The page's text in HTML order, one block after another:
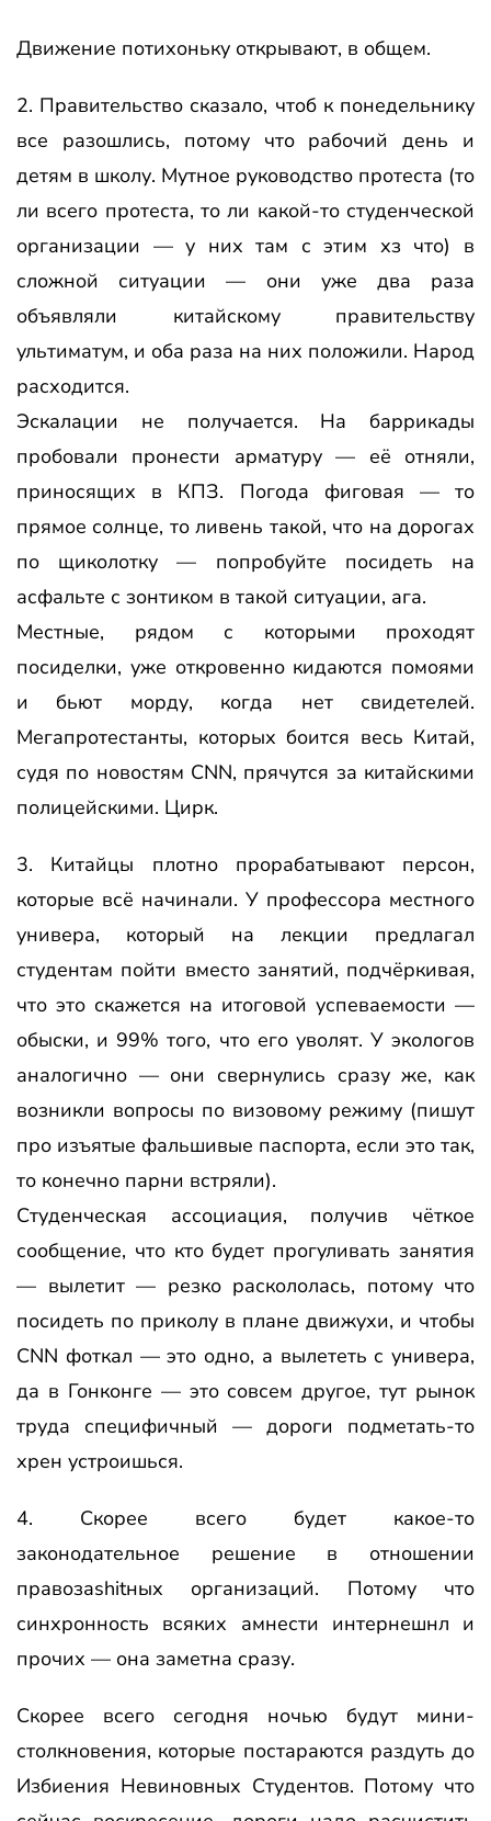
Движение потихоньку открывают, в общем.
2. Правительство сказало, чтоб к понедельнику
все разошлись, потому что рабочий день и
детям в школу. Мутное руководство протеста (то
ли всего протеста, то ли какой-то студенческой
организации — у них там с этим хз что) в
сложной ситуации — они уже два раза
объявляли китайскому правительству
ультиматум, и оба раза на них положили. Народ
расходится.
Эскалации не получается. На баррикады
пробовали пронести арматуру — её отняли,
приносящих в КПЗ. Погода фиговая — то
прямое солнце, то ливень такой, что на дорогах
по щиколотку — попробуйте посидеть на
асфальте с зонтиком в такой ситуации, ага.
Местные, рядом с которыми проходят
посиделки, уже откровенно кидаются помоями
и бьют морду, когда нет свидетелей.
Мегапротестанты, которых боится весь Китай,
судя по новостям CNN, прячутся за китайскими
полицейскими. Цирк.
3. Китайцы плотно прорабатывают персон,
которые всё начинали. У профессора местного
универа, который на лекции предлагал
студентам пойти вместо занятий, подчёркивая,
что это скажется на итоговой успеваемости —
обыски, и 99% того, что его уволят. У экологов
аналогично — они свернулись сразу же, как
возникли вопросы по визовому режиму (пишут
про изъятые фальшивые паспорта, если это так,
то конечно парни встряли).
Студенческая ассоциация, получив чёткое
сообщение, что кто будет прогуливать занятия
— вылетит — резко раскололась, потому что
посидеть по приколу в плане движухи, и чтобы
CNN фоткал — это одно, а вылететь с универа,
да в Гонконге — это совсем другое, тут рынок
труда специфичный — дороги подметать-то
хрен устроишься.
4. Скорее всего будет какое-то
законодательное решение в отношении
правозаshitных организаций. Потому что
синхронность всяких амнести интернешнл и
прочих — она заметна сразу.
Скорее всего сегодня ночью будут мини-
столкновения, которые постараются раздуть до
Избиения Невиновных Студентов. Потому что